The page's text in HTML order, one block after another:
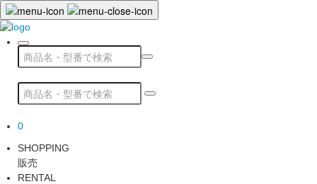
0
SHOPPING
販売
RENTAL